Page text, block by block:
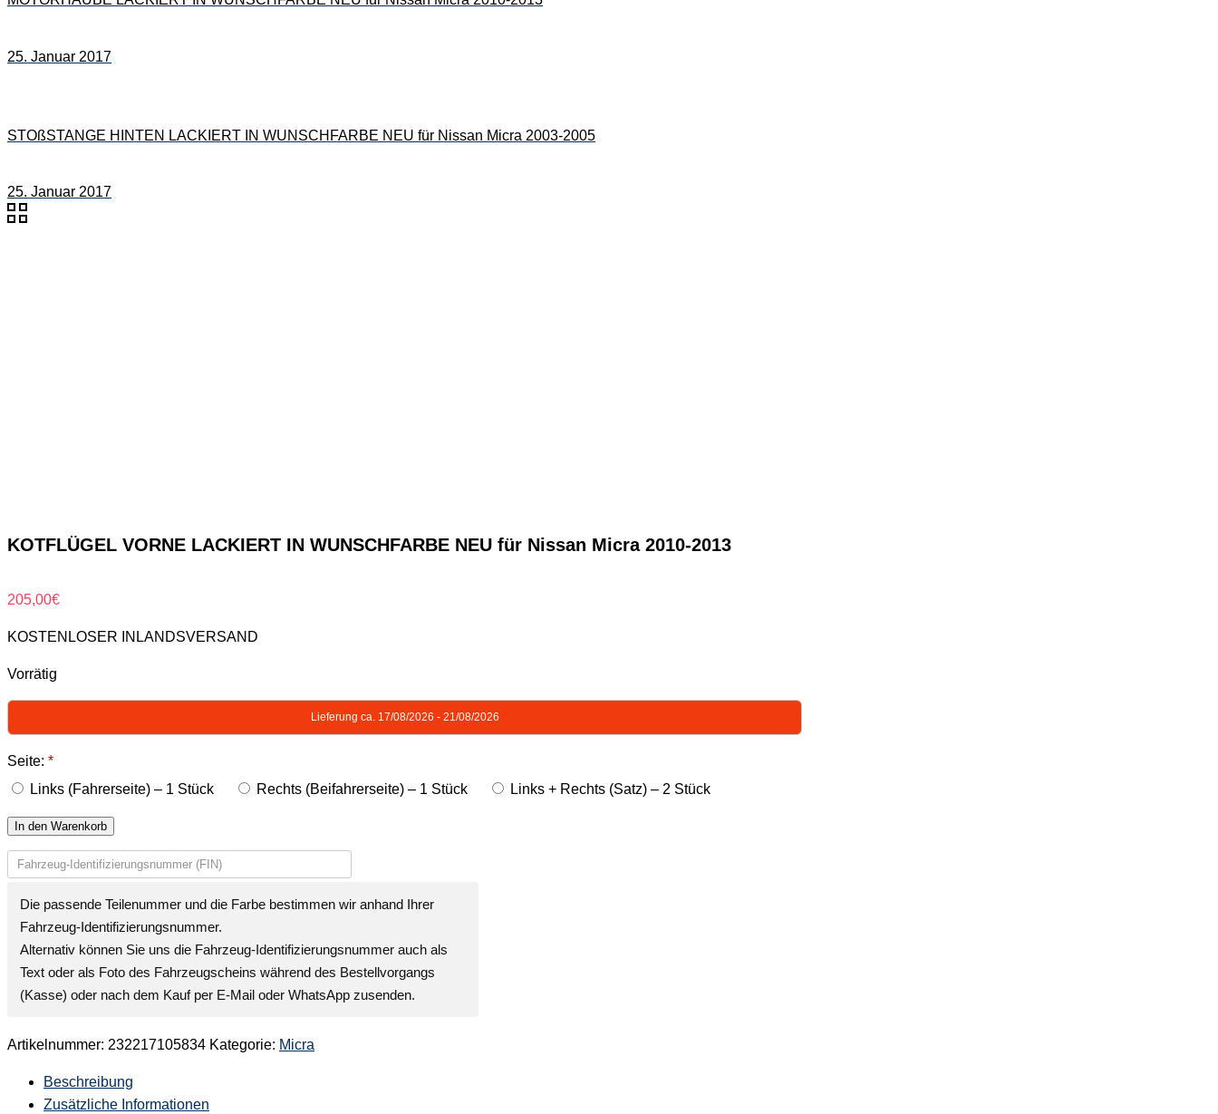
25. Januar 2017
STOßSTANGE HINTEN LACKIERT IN WUNSCHFARBE NEU für Nissan Micra 2003-2005
25. Januar 2017
KOTFLÜGEL VORNE LACKIERT IN WUNSCHFARBE NEU für Nissan Micra 2010-2013
205,00€
KOSTENLOSER INLANDSVERSAND
Vorrätig
Lieferung ca. 17/08/2026 - 21/08/2026
Seite: *
Links (Fahrerseite) – 1 Stück
Rechts (Beifahrerseite) – 1 Stück Links + Rechts (Satz) – 2 Stück
In den Warenkorb
Die passende Teilenummer und die Farbe bestimmen wir anhand Ihrer
Fahrzeug-Identifizierungsnummer.
Alternativ können Sie uns die Fahrzeug-Identifizierungsnummer auch als
Text oder als Foto des Fahrzeugscheins während des Bestellvorgangs
(Kasse) oder nach dem Kauf per E-Mail oder WhatsApp zusenden.
Artikelnummer: 232217105834 Kategorie: Micra
Beschreibung
Zusätzliche Informationen